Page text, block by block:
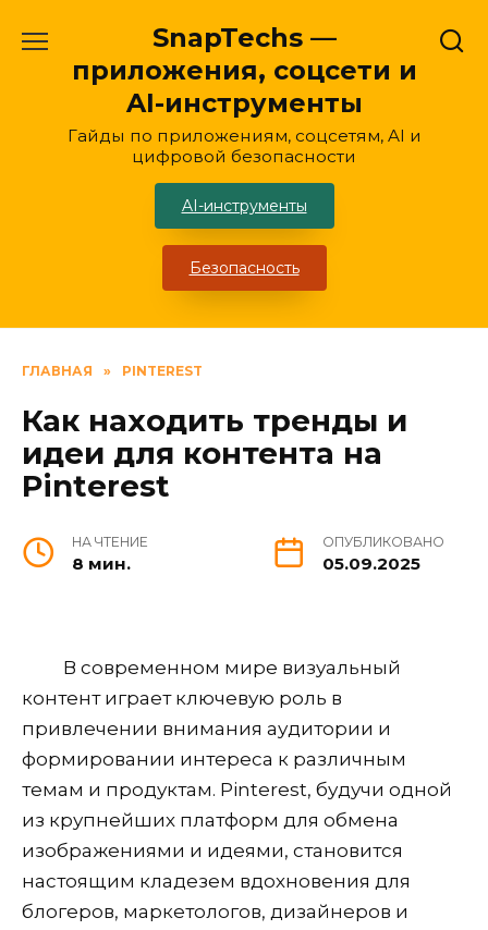
содержанию
SnapTechs —
приложения, соцсети и
AI-инструменты
Гайды по приложениям, соцсетям, AI и
цифровой безопасности
AI-инструменты
Безопасность
ГЛАВНАЯ » PINTEREST
Как находить тренды и
идеи для контента на
Pinterest
НА ЧТЕНИЕ
8 мин.
ОПУБЛИКОВАНО
05.09.2025
В современном мире визуальный
контент играет ключевую роль в
привлечении внимания аудитории и
формировании интереса к различным
темам и продуктам. Pinterest, будучи одной
из крупнейших платформ для обмена
изображениями и идеями, становится
настоящим кладезем вдохновения для
блогеров, маркетологов, дизайнеров и